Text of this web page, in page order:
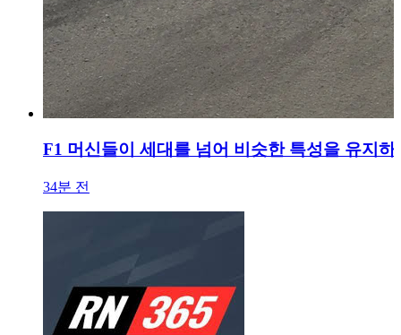
F1 머신들이 세대를 넘어 비슷한 특성을 유지하
34분 전